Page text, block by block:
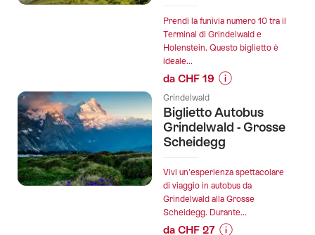
Pfingstegg":
Prendi la funivia numero 10 tra il
Terminal di Grindelwald e
Holenstein. Questo biglietto è
ideale...
da CHF 19
sul
prezzo
dell’offerta
per
l'escursione
Grindelwald
-
Grindelwald
Biglietto Autobus
Grindelwald - Grosse
Scheidegg
Vivi un'esperienza spettacolare
di viaggio in autobus da
Grindelwald alla Grosse
Scheidegg. Durante...
da CHF 27